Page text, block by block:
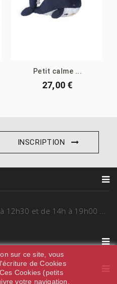
Petit calme ...
27,00 €
INSCRIPTION
12h30 et de 14h à 19h00
sur ce site, vous
de Cookies
Cookies (petits
votre navigation,